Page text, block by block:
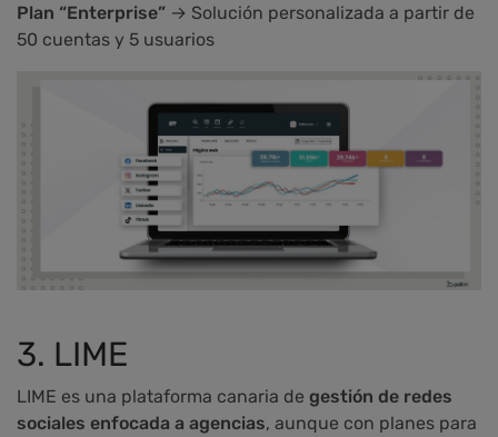
Plan “Enterprise” → Solución personalizada a partir de
50 cuentas y 5 usuarios
3. LIME
LIME es una plataforma canaria de gestión de redes
sociales enfocada a agencias, aunque con planes para